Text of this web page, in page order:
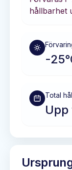
hållbarhet
-
Total